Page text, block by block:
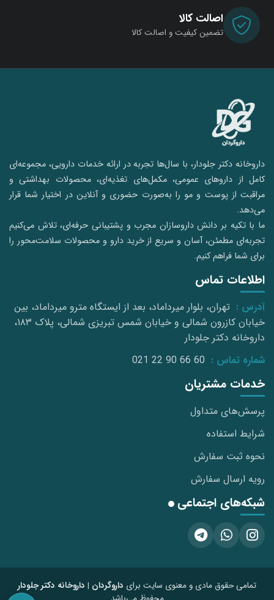
اصالت کالا
تضمین کیفیت و اصالت کالا
داروخانه دکتر جلودار، با سال‌ها تجربه در ارائه خدمات دارویی، مجموعه‌ای
کامل از داروهای عمومی، مکمل‌های تغذیه‌ای، محصولات بهداشتی و
مراقبت از پوست و مو را به‌صورت حضوری و آنلاین در اختیار شما قرار
می‌دهد.
ما با تکیه بر دانش داروسازان مجرب و پشتیبانی حرفه‌ای، تلاش می‌کنیم
تجربه‌ای مطمئن، آسان و سریع از خرید دارو و محصولات سلامت‌محور را
برای شما فراهم کنیم.
اطلاعات تماس
آدرس : تهران، بلوار میرداماد، بعد از ایستگاه مترو میرداماد، بین
خیابان کازرون شمالی و خیابان شمس تبریزی شمالی، پلاک ۱۸۳،
داروخانه دکتر جلودار
شماره تماس : 021 22 90 66 60
خدمات مشتریان
پرسش‌های متداول
شرایط استفاده
نحوه ثبت سفارش
رویه ارسال سفارش
شبکه‌های اجتماعی
تمامی حقوق مادی و معنوی سایت برای داروگردان | داروخانه دکتر جلودار